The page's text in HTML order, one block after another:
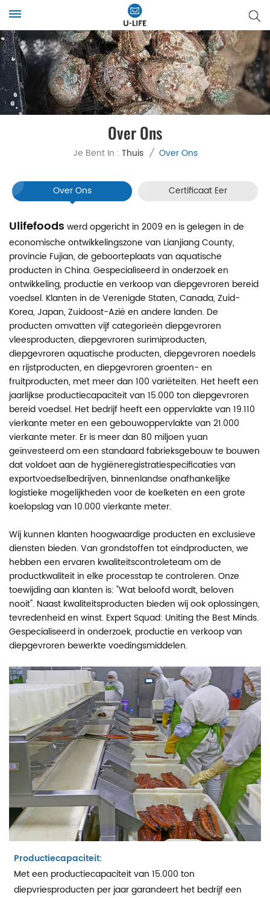
Over Ons
Je Bent In : Thuis / Over Ons
Over Ons Certificaat Eer
Ulifefoods werd opgericht in 2009 en is gelegen in de
economische ontwikkelingszone van Lianjiang County,
provincie Fujian, de geboorteplaats van aquatische
producten in China. Gespecialiseerd in onderzoek en
ontwikkeling, productie en verkoop van diepgevroren bereid
voedsel. Klanten in de Verenigde Staten, Canada, Zuid-
Korea, Japan, Zuidoost-Azië en andere landen. De
producten omvatten vijf categorieën diepgevroren
vleesproducten, diepgevroren surimiproducten,
diepgevroren aquatische producten, diepgevroren noedels
en rijstproducten, en diepgevroren groenten- en
fruitproducten, met meer dan 100 variëteiten. Het heeft een
jaarlijkse productiecapaciteit van 15.000 ton diepgevroren
bereid voedsel. Het bedrijf heeft een oppervlakte van 19.110
vierkante meter en een gebouwoppervlakte van 21.000
vierkante meter. Er is meer dan 80 miljoen yuan
geïnvesteerd om een standaard fabrieksgebouw te bouwen
dat voldoet aan de hygiëneregistratiespecificaties van
exportvoedselbedrijven, binnenlandse onafhankelijke
logistieke mogelijkheden voor de koelketen en een grote
koelopslag van 10.000 vierkante meter.
Wij kunnen klanten hoogwaardige producten en exclusieve
diensten bieden. Van grondstoffen tot eindproducten, we
hebben een ervaren kwaliteitscontroleteam om de
productkwaliteit in elke processtap te controleren. Onze
toewijding aan klanten is: "Wat beloofd wordt, beloven
nooit". Naast kwaliteitsproducten bieden wij ook oplossingen,
tevredenheid en winst. Expert Squad: Uniting the Best Minds.
Gespecialiseerd in onderzoek, productie en verkoop van
diepgevroren bewerkte voedingsmiddelen.
Productiecapaciteit:
Met een productiecapaciteit van 15.000 ton
diepvriesproducten per jaar garandeert het bedrijf een